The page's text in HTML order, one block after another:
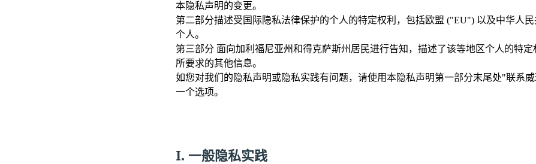
本隐私声明的变更。
第二部分描述受国际隐私法律保护的个人的特定权利，包括欧盟 ("EU") 以及中华人民
个人。
第三部分 面向加利福尼亚州和得克萨斯州居民进行告知，描述了该等地区个人的特
所要求的其他信息。
如您对我们的隐私声明或隐私实践有问题，请使用本隐私声明第一部分末尾处"联系
一个选项。
I. 一般隐私实践